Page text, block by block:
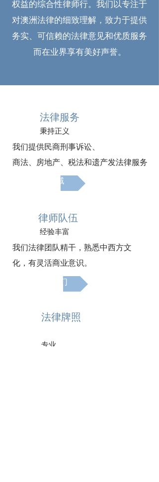
权益的综合性律师行。我们以专注于
对澳洲法律的细致理解，致力于提供
务实、可信赖的法律意见和优质服务
而在业界享有美好声誉。
法律服务
秉持正义
我们提供民商刑事诉讼、
商法、房地产、税法和遗产发法律服务
服务领域
律师队伍
经验丰富
我们法律团队精干，熟悉中西方文
化，有灵活商业意识。
关于我们
​法律牌照
专业